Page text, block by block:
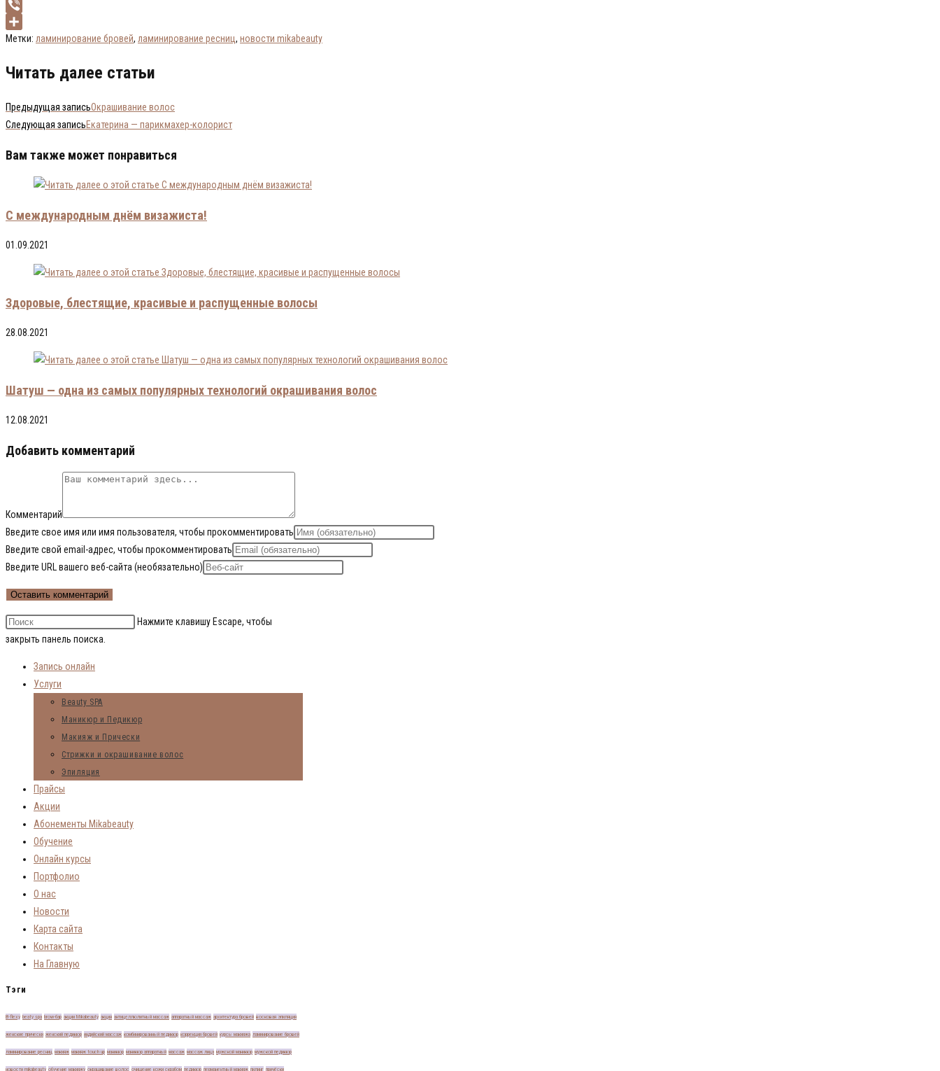
Telegram
Viber
Отправить
Метки: ламинирование бровей, ламинирование ресниц, новости mikabeauty
Читать далее статьи
Предыдущая записьОкрашивание волос
Следующая записьЕкатерина — парикмахер-колорист
Вам также может понравиться
С международным днём визажиста!
01.09.2021
Здоровые, блестящие, красивые и распущенные волосы
28.08.2021
Шатуш — одна из самых популярных технологий окрашивания волос
12.08.2021
Добавить комментарий
Комментарий
Введите свое имя или имя пользователя, чтобы прокомментировать
Введите свой email-адрес, чтобы прокомментировать
Введите URL вашего веб-сайта (необязательно)
Нажмите клавишу Escape, чтобы
закрыть панель поиска.
Запись онлайн
Услуги
Beauty SPA
Маникюр и Педикюр
Макияж и Прически
Стрижки и окрашивание волос
Эпиляция
Прайсы
Акции
Абонементы Mikabeauty
Обучение
Онлайн курсы
Портфолио
О нас
Новости
Карта сайта
Контакты
На Главную
Тэги
B-flexу beaty spa brow-бар акции Mikabeauty акция антицеллюлитный массаж аппаратный массаж архитектура бровей восковая эпиляция
женские прически женский педикюр индийский массаж комбинированный педикюр коррекция бровей курсы макияжа ламинирование бровей
ламинирование ресниц макияж макияж touch up маникюр маникюр аппаратный массаж массаж лица мужской маникюр мужской педикюр
новости mikabeauty обучение макияжу окрашивание волос очищение кожи скрабом педикюр перманентный макияж пилинг причёски